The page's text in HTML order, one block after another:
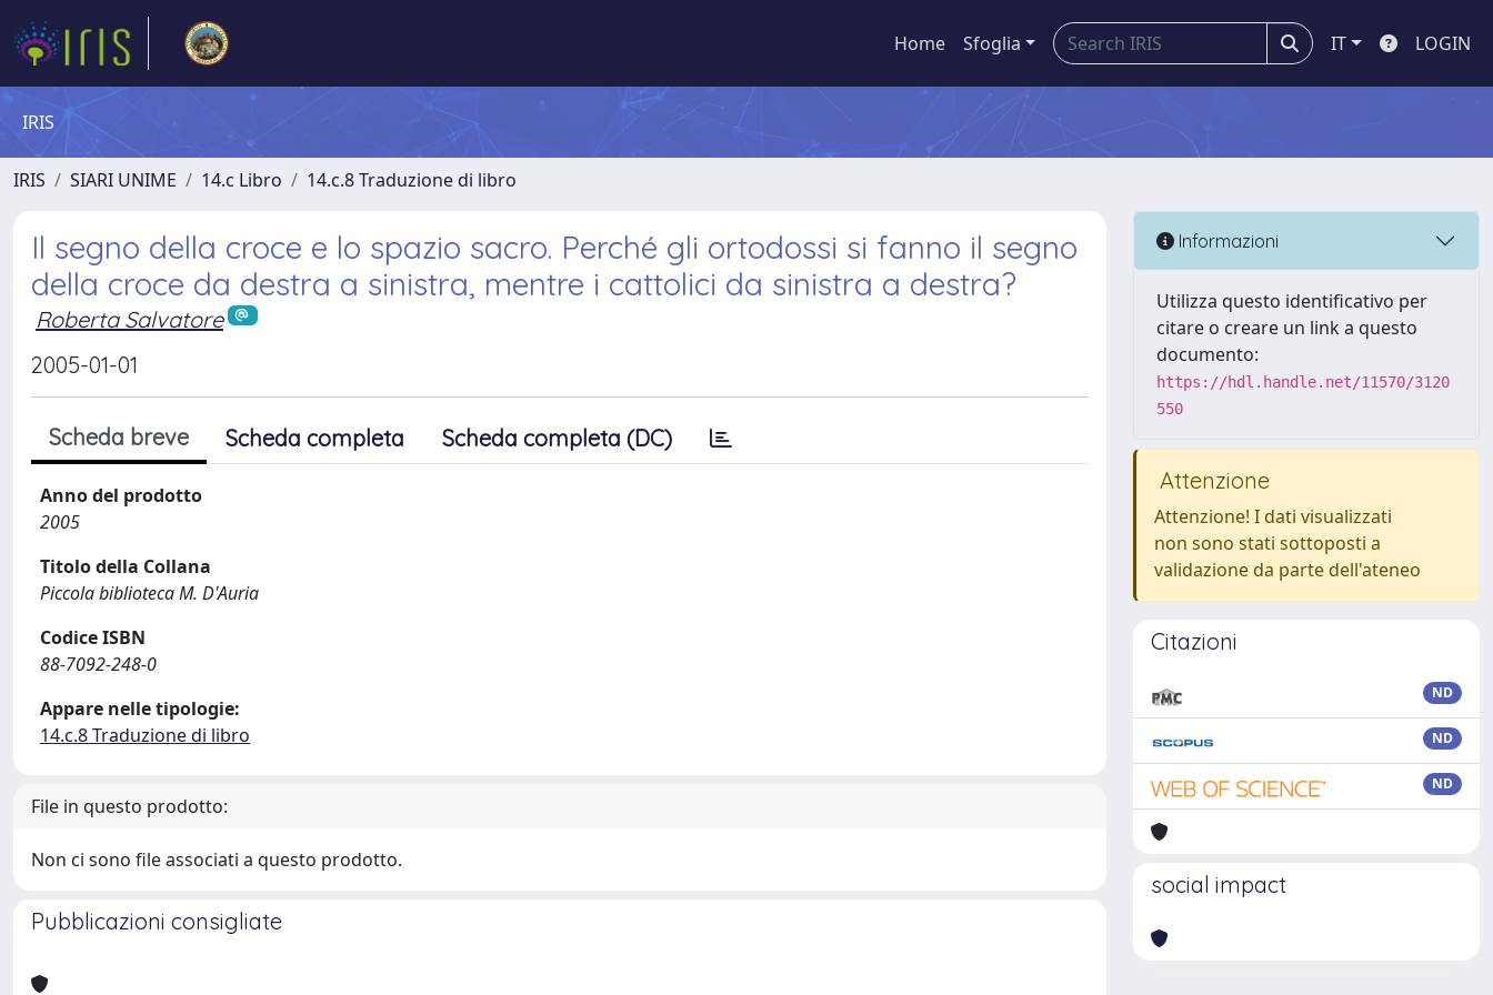
Home Sfoglia IT LOGIN
IRIS
IRIS SIARI UNIME 14.c Libro 14.c.8 Traduzione di libro
Il segno della croce e lo spazio sacro. Perché gli ortodossi si fanno il segno
della croce da destra a sinistra, mentre i cattolici da sinistra a destra?
Roberta Salvatore
2005-01-01
Scheda breve Scheda completa Scheda completa (DC)
Anno del prodotto
2005
Titolo della Collana
Piccola biblioteca M. D'Auria
Codice ISBN
88-7092-248-0
Appare nelle tipologie:
14.c.8 Traduzione di libro
File in questo prodotto:
Non ci sono file associati a questo prodotto.
Pubblicazioni consigliate
Informazioni
Utilizza questo identificativo per
citare o creare un link a questo
documento:
https://hdl.handle.net/11570/3120
550
Attenzione
Attenzione! I dati visualizzati
non sono stati sottoposti a
validazione da parte dell'ateneo
Citazioni
ND
ND
ND
social impact